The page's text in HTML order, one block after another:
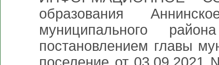
образования
муниципального
постановлением главы